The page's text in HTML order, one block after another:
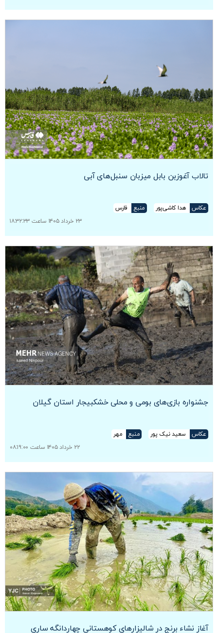
تالاب آغوزبن بابل میزبان سنبل‌های آبی
عکاس هدا کاشی‌پور منبع
فارس
۲۳ خرداد ۱۴۰۵ ساعت ۱۸:۳۲:۳۳
جشنواره بازی‌های بومی و محلی خشکبیجار استان گیلان
عکاس سعید نیک پور منبع
مهر
۲۲ خرداد ۱۴۰۵ ساعت ۰۸:۱۹:۰۰
آغاز نشاء برنج در شالیزارهای کوهستانی چهاردانگه ساری